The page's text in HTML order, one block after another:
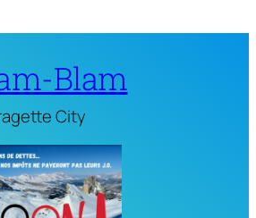
Blam
City